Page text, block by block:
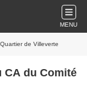
MENU
de Villeverte
CA du Comité